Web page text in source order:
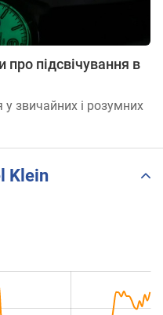
підсвічування в
у звичайних і розумних
Klein